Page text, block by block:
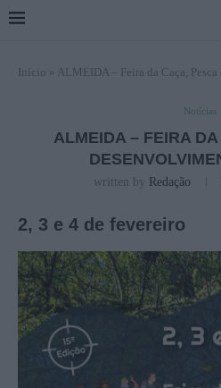
Início » ALMEIDA – Feira da Caça,
Notícias
ALMEIDA – FEIRA
written by Redação
2, 3 e 4 de fevereiro